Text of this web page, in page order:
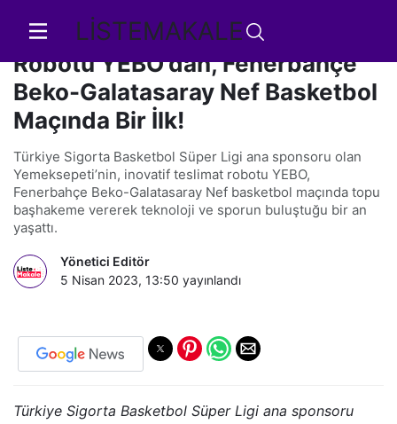
LİSTEMAKALE
Yemeksepeti'nin Teslimat
Robotu YEBO'dan, Fenerbahçe
Beko-Galatasaray Nef Basketbol
Maçında Bir İlk!
Türkiye Sigorta Basketbol Süper Ligi ana sponsoru olan
Yemeksepeti’nin, inovatif teslimat robotu YEBO,
Fenerbahçe Beko-Galatasaray Nef basketbol maçında topu
başhakeme vererek teknoloji ve sporun buluştuğu bir an
yaşattı.
Yönetici Editör
5 Nisan 2023, 13:50 yayınlandı
Türkiye Sigorta Basketbol Süper Ligi ana sponsoru